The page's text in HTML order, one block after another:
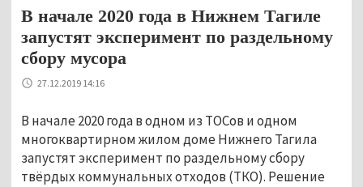
В начале 2020 года в Нижнем Тагиле
запустят эксперимент по раздельному
сбору мусора
27.12.2019 14:16
В начале 2020 года в одном из ТОСов и одном
многоквартирном жилом доме Нижнего Тагила
запустят эксперимент по раздельному сбору
твёрдых коммунальных отходов (ТКО). Решение